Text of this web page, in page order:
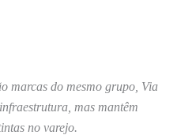
marcas do mesmo grupo, Via
mas mantêm
no varejo.